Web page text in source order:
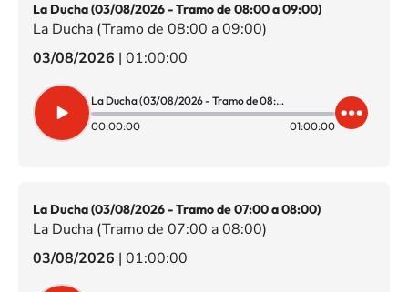
La Ducha (03/08/2026 - Tramo de 08:00 a 09:00)
La Ducha (Tramo de 08:00 a 09:00)
03/08/2026 | 01:00:00
La Ducha (03/08/2026 - Tramo de 08:00 a 09:00)
00:00:00
01:00:00
La Ducha (03/08/2026 - Tramo de 07:00 a 08:00)
La Ducha (Tramo de 07:00 a 08:00)
03/08/2026 | 01:00:00